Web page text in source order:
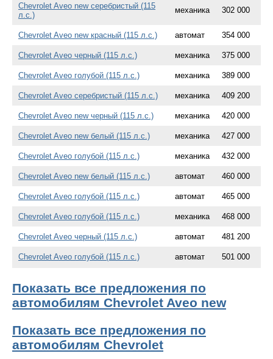
Chevrolet Aveo new серебристый (115
л.с.)
механика 302 000
Chevrolet Aveo new красный (115 л.с.) автомат 354 000
Chevrolet Aveo черный (115 л.с.) механика 375 000
Chevrolet Aveo голубой (115 л.с.) механика 389 000
Chevrolet Aveo серебристый (115 л.с.) механика 409 200
Chevrolet Aveo new черный (115 л.с.) механика 420 000
Chevrolet Aveo new белый (115 л.с.) механика 427 000
Chevrolet Aveo голубой (115 л.с.) механика 432 000
Chevrolet Aveo new белый (115 л.с.) автомат 460 000
Chevrolet Aveo голубой (115 л.с.) автомат 465 000
Chevrolet Aveo голубой (115 л.с.) механика 468 000
Chevrolet Aveo черный (115 л.с.) автомат 481 200
Chevrolet Aveo голубой (115 л.с.) автомат 501 000
Показать все предложения по
автомобилям Chevrolet Aveo new
Показать все предложения по
автомобилям Chevrolet